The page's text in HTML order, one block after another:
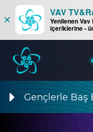
×
VAV
Yenilenen Vav
içeriklerine -
Gençlerle Baş